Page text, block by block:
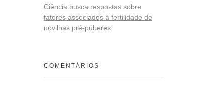
Ciência busca respostas sobre
fatores associados à fertilidade de
novilhas pré-púberes
COMENTÁRIOS